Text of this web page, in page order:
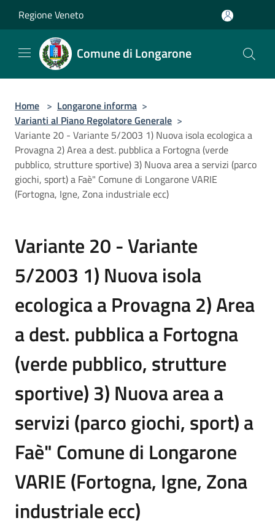
Regione Veneto
Comune di Longarone
Home > Longarone informa >
Varianti al Piano Regolatore Generale >
Variante 20 - Variante 5/2003 1) Nuova isola ecologica a
Provagna 2) Area a dest. pubblica a Fortogna (verde
pubblico, strutture sportive) 3) Nuova area a servizi (parco
giochi, sport) a Faè" Comune di Longarone VARIE
(Fortogna, Igne, Zona industriale ecc)
Variante 20 - Variante
5/2003 1) Nuova isola
ecologica a Provagna 2) Area
a dest. pubblica a Fortogna
(verde pubblico, strutture
sportive) 3) Nuova area a
servizi (parco giochi, sport) a
Faè" Comune di Longarone
VARIE (Fortogna, Igne, Zona
industriale ecc)